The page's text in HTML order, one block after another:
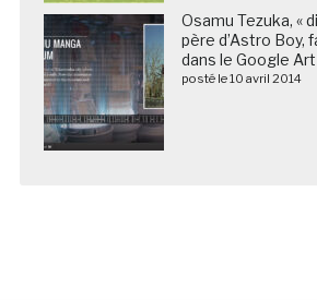
Osamu Tezuka, «
père d’Astro Boy,
dans le Google
posté le 10 avril 2014